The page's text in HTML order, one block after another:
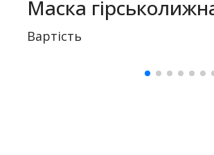
Маска
Вартість